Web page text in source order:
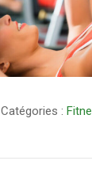
Catégories :